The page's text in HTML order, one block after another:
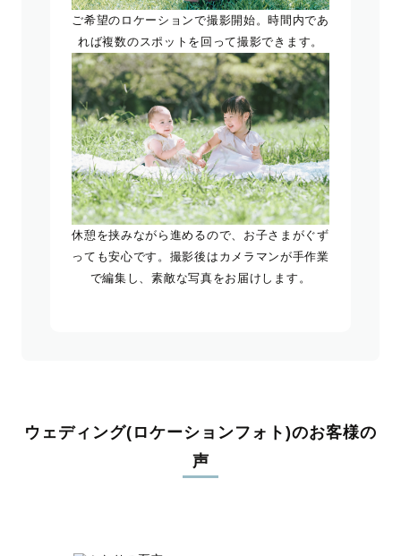
ご希望のロケーションで撮影開始。時間内であ
れば複数のスポットを回って撮影できます。
休憩を挟みながら進めるので、お子さまがぐず
っても安心です。撮影後はカメラマンが手作業
で編集し、素敵な写真をお届けします。
ウェディング(ロケーションフォト)のお客様の
声